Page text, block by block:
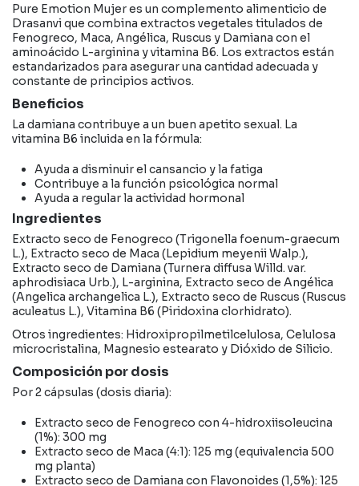
Pure Emotion Mujer es un complemento alimenticio de
Drasanvi que combina extractos vegetales titulados de
Fenogreco, Maca, Angélica, Ruscus y Damiana con el
aminoácido L-arginina y vitamina B6. Los extractos están
estandarizados para asegurar una cantidad adecuada y
constante de principios activos.
Beneficios
La damiana contribuye a un buen apetito sexual. La
vitamina B6 incluida en la fórmula:
Ayuda a disminuir el cansancio y la fatiga
Contribuye a la función psicológica normal
Ayuda a regular la actividad hormonal
Ingredientes
Extracto seco de Fenogreco (Trigonella foenum-graecum
L.), Extracto seco de Maca (Lepidium meyenii Walp.),
Extracto seco de Damiana (Turnera diffusa Willd. var.
aphrodisiaca Urb.), L-arginina, Extracto seco de Angélica
(Angelica archangelica L.), Extracto seco de Ruscus (Ruscus
aculeatus L.), Vitamina B6 (Piridoxina clorhidrato).
Otros ingredientes: Hidroxipropilmetilcelulosa, Celulosa
microcristalina, Magnesio estearato y Dióxido de Silicio.
Composición por dosis
Por 2 cápsulas (dosis diaria):
Extracto seco de Fenogreco con 4-hidroxiisoleucina
(1%): 300 mg
Extracto seco de Maca (4:1): 125 mg (equivalencia 500
mg planta)
Extracto seco de Damiana con Flavonoides (1,5%): 125